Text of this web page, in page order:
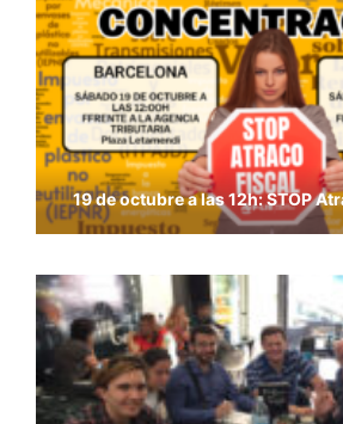
19 de octubre a las 12h: STOP